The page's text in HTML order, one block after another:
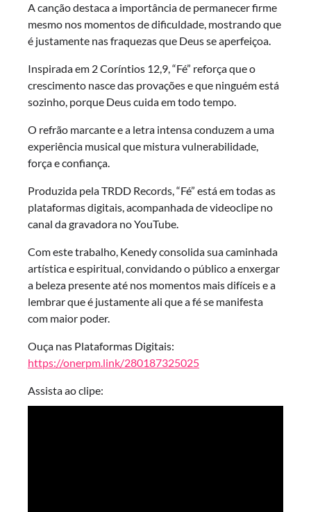
A canção destaca a importância de permanecer firme
mesmo nos momentos de dificuldade, mostrando que
é justamente nas fraquezas que Deus se aperfeiçoa.
Inspirada em 2 Coríntios 12,9, “Fé” reforça que o
crescimento nasce das provações e que ninguém está
sozinho, porque Deus cuida em todo tempo.
O refrão marcante e a letra intensa conduzem a uma
experiência musical que mistura vulnerabilidade,
força e confiança.
Produzida pela TRDD Records, “Fé” está em todas as
plataformas digitais, acompanhada de videoclipe no
canal da gravadora no YouTube.
Com este trabalho, Kenedy consolida sua caminhada
artística e espiritual, convidando o público a enxergar
a beleza presente até nos momentos mais difíceis e a
lembrar que é justamente ali que a fé se manifesta
com maior poder.
Ouça nas Plataformas Digitais:
https://onerpm.link/280187325025
Assista ao clipe: